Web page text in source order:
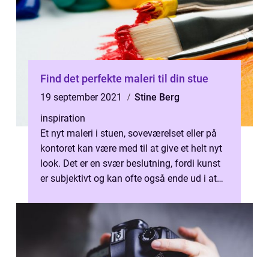
Find det perfekte maleri til din stue
19 september 2021
Stine Berg
inspiration
Et nyt maleri i stuen, soveværelset eller på
kontoret kan være med til at give et helt nyt
look. Det er en svær beslutning, fordi kunst
er subjektivt og kan ofte også ende ud i at